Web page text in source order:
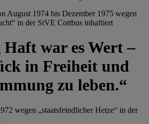
August 1974 bis Dezember 1975 wegen
in der StVE Cottbus inhaftiert
Haft war es Wert –
in Freiheit und
zu leben.“
wegen „staatsfeindlicher Hetze“ in der